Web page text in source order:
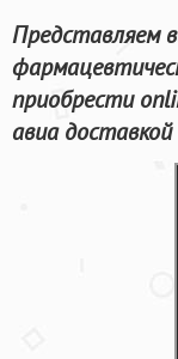
Представляем
приобрести
авиа